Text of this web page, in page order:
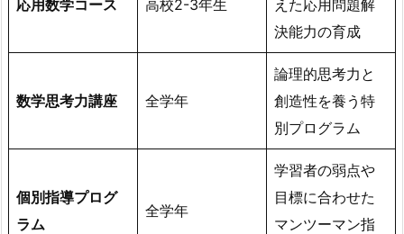
応用数学コース 高校2-3年生
えた応用問題解
決能力の育成
数学思考力講座 全学年
論理的思考力と
創造性を養う特
別プログラム
個別指導プログ
ラム
全学年
学習者の弱点や
目標に合わせた
マンツーマン指